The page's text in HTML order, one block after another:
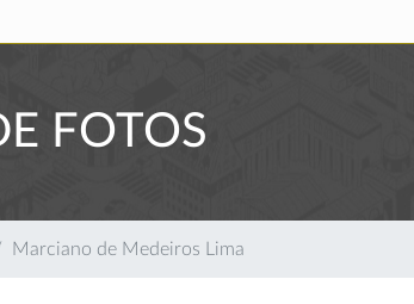
FOTOS
Marciano de Medeiros Lima